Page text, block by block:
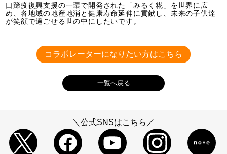
口蹄疫復興支援の一環で開発された「みるく糀」を世界に広
め、各地域の地産地消と健康寿命延伸に貢献し、未来の子供達
が笑顔で過ごせる世の中にしたいです。
コラボレーターになりたい方はこちら
一覧へ戻る
＼公式SNSはこちら／